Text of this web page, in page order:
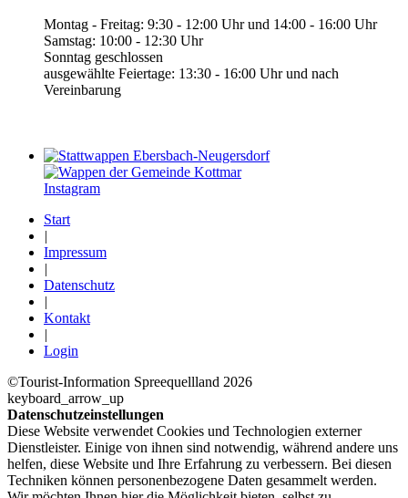
Montag - Freitag: 9:30 - 12:00 Uhr und 14:00 - 16:00 Uhr
Samstag: 10:00 - 12:30 Uhr
Sonntag geschlossen
ausgewählte Feiertage: 13:30 - 16:00 Uhr und nach
Vereinbarung
Instagram
Start
|
Impressum
|
Datenschutz
|
Kontakt
|
Login
©Tourist-Information Spreequellland 2026
keyboard_arrow_up
Datenschutzeinstellungen
Diese Website verwendet Cookies und Technologien externer
Dienstleister. Einige von ihnen sind notwendig, während andere uns
helfen, diese Website und Ihre Erfahrung zu verbessern. Bei diesen
Techniken können personenbezogene Daten gesammelt werden.